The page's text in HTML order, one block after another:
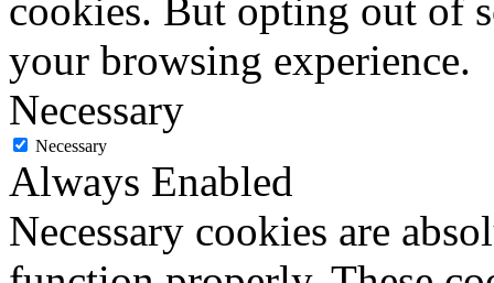
cookies. But opting out of
your browsing experience.
Necessary
Necessary
Always Enabled
Necessary cookies are